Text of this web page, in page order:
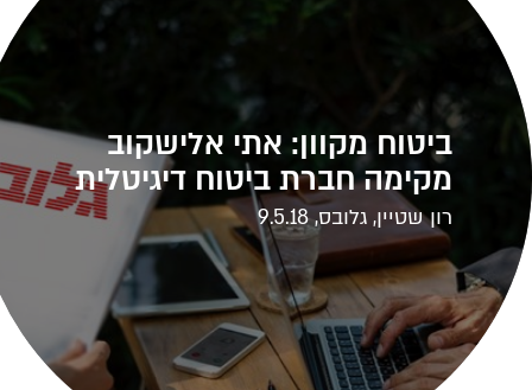
ביטוח מקוון: אתי אלישקוב
מקימה חברת ביטוח דיגיטלית
רון שטיין, גלובס, 9.5.18